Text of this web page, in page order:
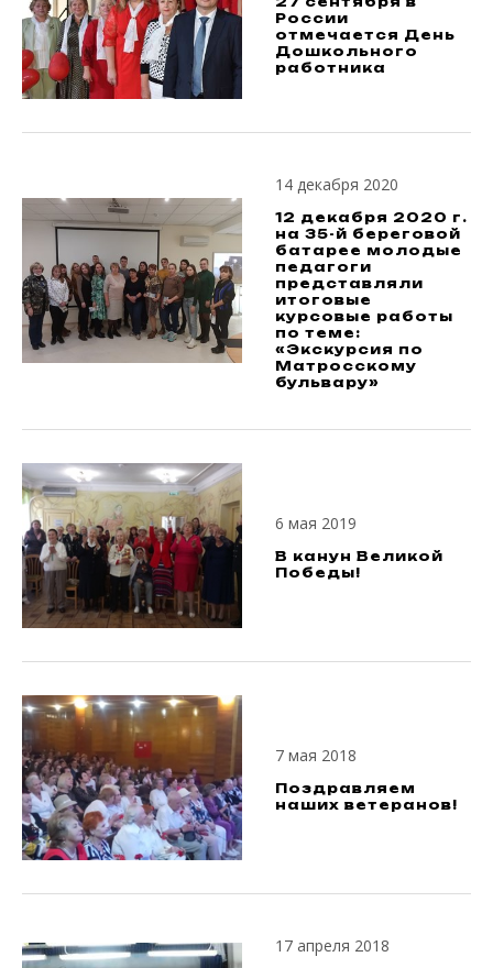
России
отмечается День
Дошкольного
работника
14 декабря 2020
12 декабря 2020 г.
на 35-й береговой
батарее молодые
педагоги
представляли
итоговые
курсовые работы
по теме:
«Экскурсия по
Матросскому
бульвару»
6 мая 2019
В канун Великой
Победы!
7 мая 2018
Поздравляем
наших ветеранов!
17 апреля 2018